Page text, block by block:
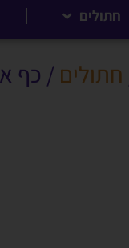
חתולים
חתולים / כף